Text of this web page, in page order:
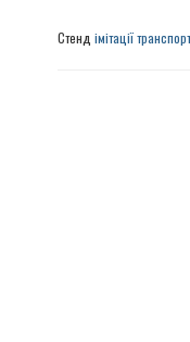
Стенд імітації